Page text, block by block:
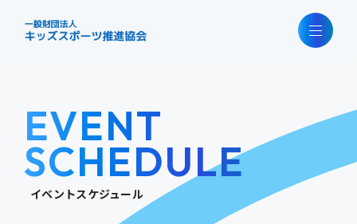
EVENT
SCHEDULE
イベントスケジュール